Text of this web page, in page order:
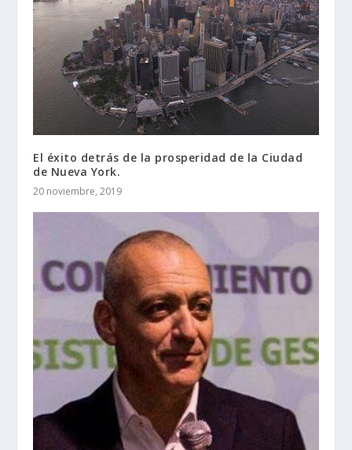
El éxito detrás de la prosperidad de la Ciudad
de Nueva York.
20 noviembre, 2019